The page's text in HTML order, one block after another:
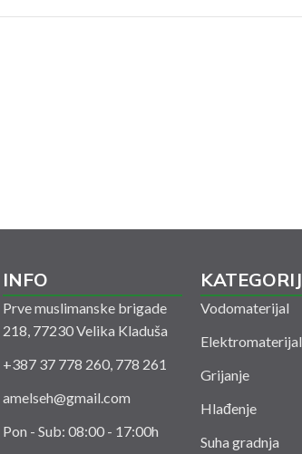
INFO
Prve muslimanske brigade
218, 77230 Velika Kladuša
+387 37 778 260, 778 261
amelseh@gmail.com
Pon - Sub: 08:00 - 17:00h
Vodomaterijal
Elektromaterijal
Grijanje
Hlađenje
Suha gradnja